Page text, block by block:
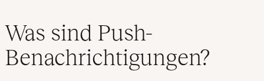
Was sind Push-
Benachrichtigungen?